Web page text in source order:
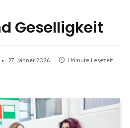
Geselligkeit
27. Jänner 2026 1 Minute Lesezeit